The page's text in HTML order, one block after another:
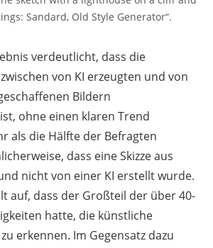
Sandard, Old Style Generator“.
verdeutlicht, dass die
von KI erzeugten und von
Bildern
ohne einen klaren Trend
als die Hälfte der Befragten
dass eine Skizze aus
nicht von einer KI erstellt wurde.
auf, dass der Großteil der über 40-
hatte, die künstliche
erkennen. Im Gegensatz dazu